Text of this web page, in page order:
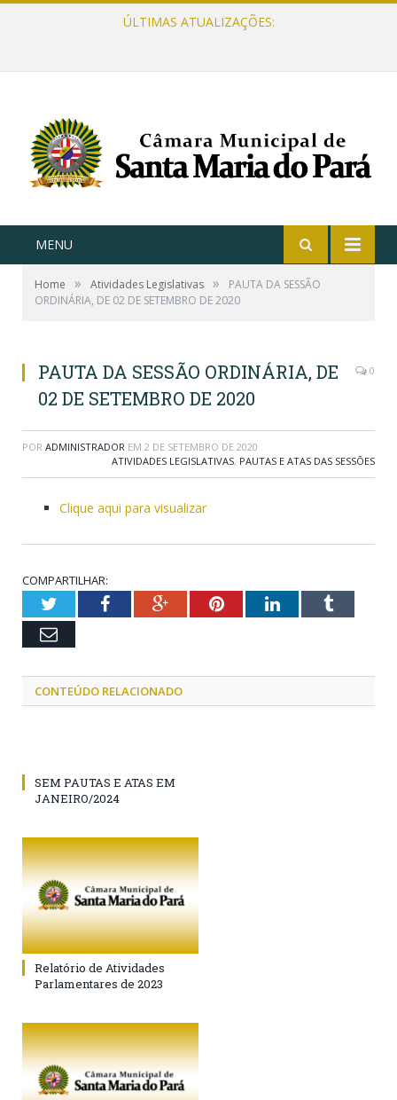
ÚLTIMAS ATUALIZAÇÕES:
MENU
Home » Atividades Legislativas »
PAUTA DA SESSÃO
ORDINÁRIA, DE 02 DE SETEMBRO DE 2020
PAUTA DA SESSÃO ORDINÁRIA, DE
02 DE SETEMBRO DE 2020
0
POR ADMINISTRADOR EM 2 DE SETEMBRO DE 2020
ATIVIDADES LEGISLATIVAS, PAUTAS E ATAS DAS SESSÕES
Clique aqui para visualizar
COMPARTILHAR:
TwitterFacebookGoogle+PinterestLinkedInTumblr
Email
CONTEÚDO RELACIONADO
SEM PAUTAS E ATAS EM
JANEIRO/2024
Relatório de Atividades
Parlamentares de 2023